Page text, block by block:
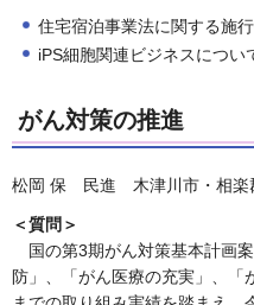
住宅宿泊事業法に関する施
iPS細胞関連ビジネスについ
がん対策の推進
松岡 保 民進 木津川市・相楽
＜質問＞
国の第3期がん対策基本計画
防」、「がん医療の充実」、「